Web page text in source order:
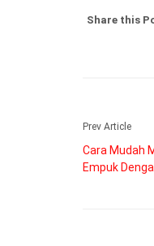
Share this
Prev Article
Cara Mudah
Empuk